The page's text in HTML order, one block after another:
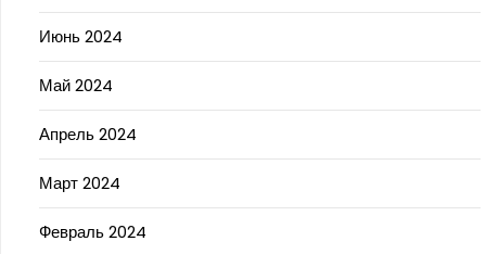
Июнь 2024
Май 2024
Апрель 2024
Март 2024
Февраль 2024